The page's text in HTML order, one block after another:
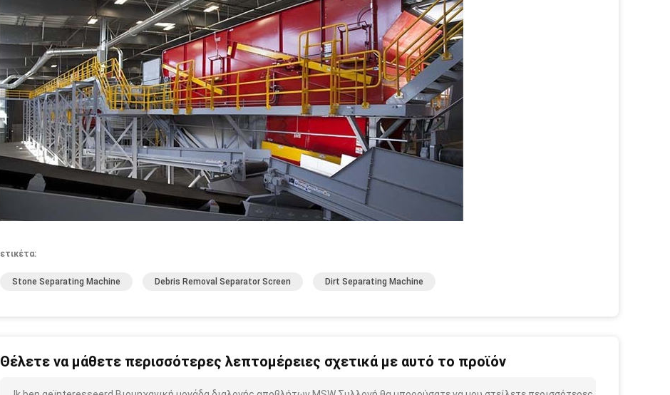
ετικέτα:
Stone Separating Machine Debris Removal Separator Screen Dirt Separating Machine
Θέλετε να μάθετε περισσότερες λεπτομέρειες σχετικά με αυτό το προϊόν